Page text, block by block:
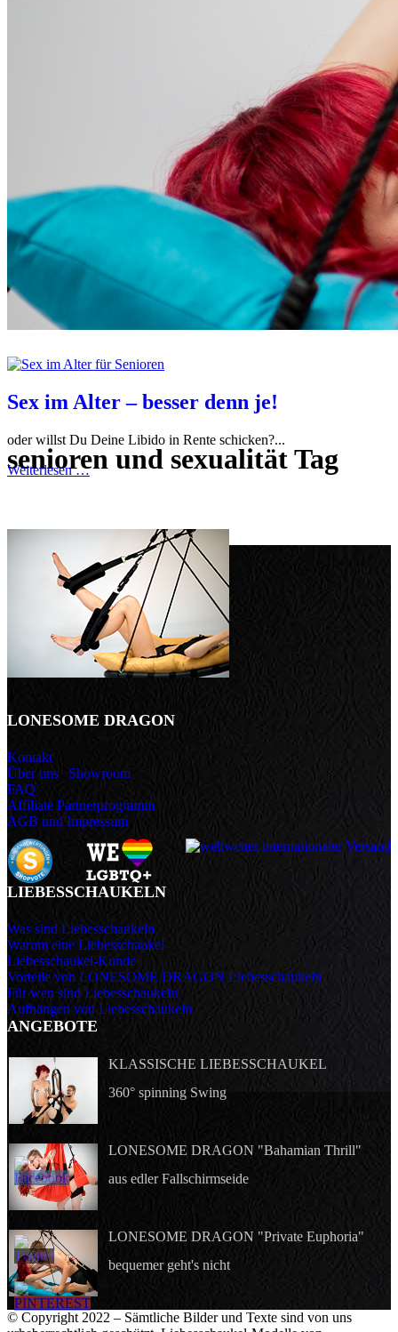
senioren und sexualität Tag
Sex im Alter – besser denn je!
oder willst Du Deine Libido in Rente schicken?...
Weiterlesen …
LONESOME DRAGON
Kontakt
Über uns
Showroom
FAQ
Affiliate Partnerprogramm
AGB und Impressum
LIEBESSCHAUKELN
Was sind Liebesschaukeln
Warum eine Liebesschaukel
Liebesschaukel-Kunde
Vorteile von LONESOME DRAGON Liebesschaukeln
Für wen sind Liebesschaukeln
Aufhängen von Liebesschaukeln
ANGEBOTE
KLASSISCHE LIEBESSCHAUKEL
360° spinning Swing
LONESOME DRAGON "Bahamian Thrill"
aus edler Fallschirmseide
LONESOME DRAGON "Private Euphoria"
bequemer geht's nicht
© Copyright 2022 – Sämtliche Bilder und Texte sind von uns